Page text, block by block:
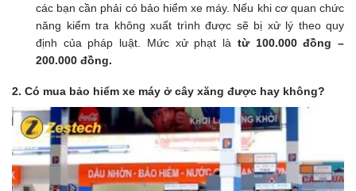
các bạn cần phải có bảo hiểm xe máy. Nếu khi cơ quan chức
năng kiểm tra không xuất trình được sẽ bị xử lý theo quy
định của pháp luật. Mức xử phạt là từ 100.000 đồng –
200.000 đồng.
2. Có mua bảo hiểm xe máy ở cây xăng được hay không?